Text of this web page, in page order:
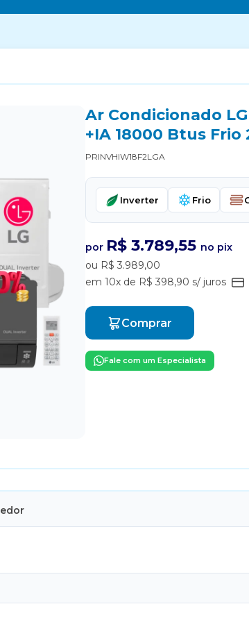
Ar Condicionado
+IA 18000 Btus Frio
PRINVHIW18F2LGA
Inverter Frio
por R$ 3.789,55 no pix
ou R$ 3.989,00
em 10x de R$ 398,90 s/ juros
Comprar
Fale com um Especialista